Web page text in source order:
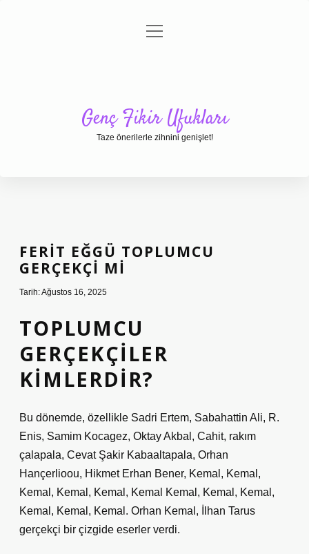
Gizlilik Politikası
menüyü
Genç Fikir Ufukları
Taze önerilerle zihnini genişlet!
FERIT EĞGÜ TOPLUMCU
GERÇEKÇI MI
Tarih: Ağustos 16, 2025
TOPLUMCU
GERÇEKÇILER
KIMLERDIR?
Bu dönemde, özellikle Sadri Ertem, Sabahattin Ali, R.
Enis, Samim Kocagez, Oktay Akbal, Cahit, rakım
çalapala, Cevat Şakir Kabaaltapala, Orhan
Hançerlioou, Hikmet Erhan Bener, Kemal, Kemal,
Kemal, Kemal, Kemal, Kemal Kemal, Kemal, Kemal,
Kemal, Kemal, Kemal. Orhan Kemal, İlhan Tarus
gerçekçi bir çizgide eserler verdi.